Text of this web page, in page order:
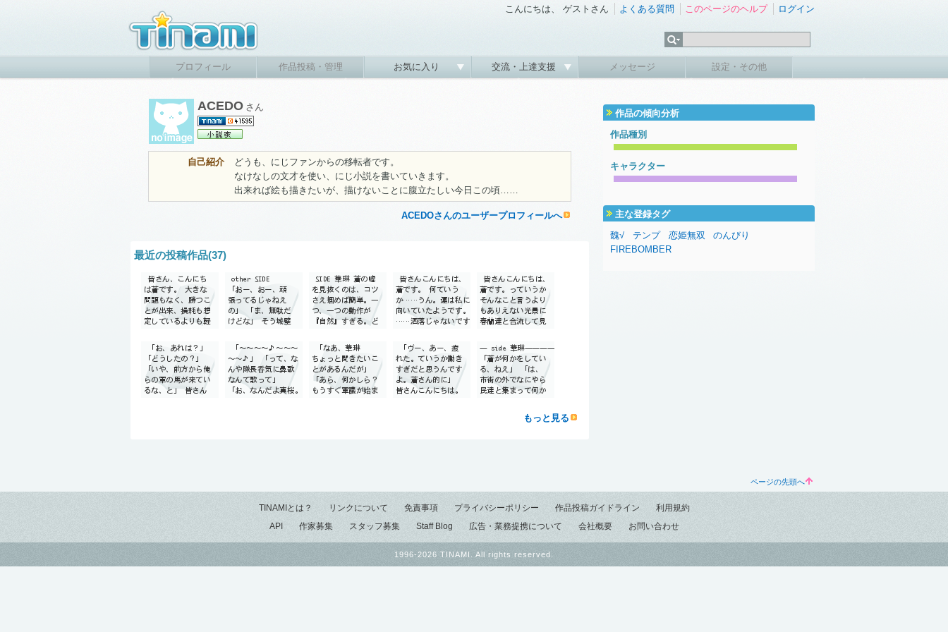
こんにちは、 ゲストさん よくある質問 このページのヘルプ ログイン
プロフィール 作品投稿・管理 お気に入り 交流・上達支援 メッセージ 設定・その他
ACEDO さん
自己紹介
どうも、にじファンからの移転者です。
なけなしの文才を使い、にじ小説を書いていきます。
出来れば絵も描きたいが、描けないことに腹立たしい今日この頃……
ACEDOさんのユーザープロフィールへ
最近の投稿作品(37)
もっと見る
作品の傾向分析
作品種別
キャラクター
主な登録タグ
魏√
テンプ 恋姫無双
のんびり
FIREBOMBER
ページの先頭へ
TINAMIとは？ リンクについて 免責事項 プライバシーポリシー 作品投稿ガイドライン
利用規約
API
作家募集 スタッフ募集 Staff Blog 広告・業務提携について 会社概要 お問い合わせ
1996-2026 TINAMI. All rights reserved.